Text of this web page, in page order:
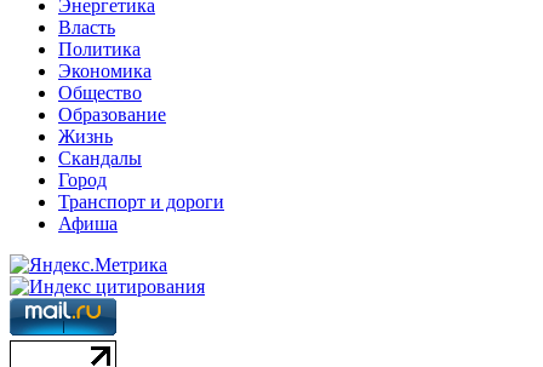
Энергетика
Власть
Политика
Экономика
Общество
Образование
Жизнь
Скандалы
Город
Транспорт и дороги
Афиша